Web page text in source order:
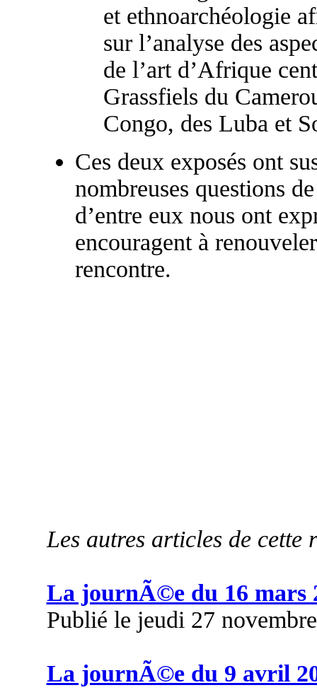
et ethnoarchéologie
sur l’analyse des
de l’art d’Afrique
Grassfiels du
Congo, des Luba et
Ces deux exposés ont
nombreuses questions
d’entre eux nous ont
encouragent à
rencontre.
Les autres articles de cette
La journÃ©e du 16 mars
Publié le jeudi 27
La journÃ©e du 9 avril